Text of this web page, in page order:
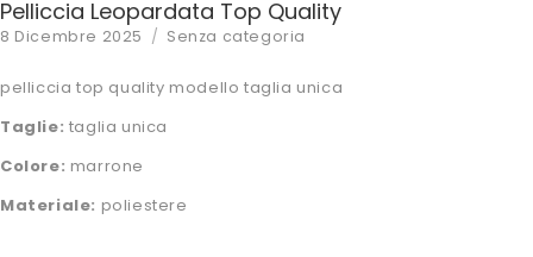
Pelliccia Leopardata Top Quality
Posted
8 Dicembre 2025 Categories
Senza categoria
pelliccia top quality modello taglia unica
Taglie: taglia unica
Colore: marrone
Materiale: poliestere